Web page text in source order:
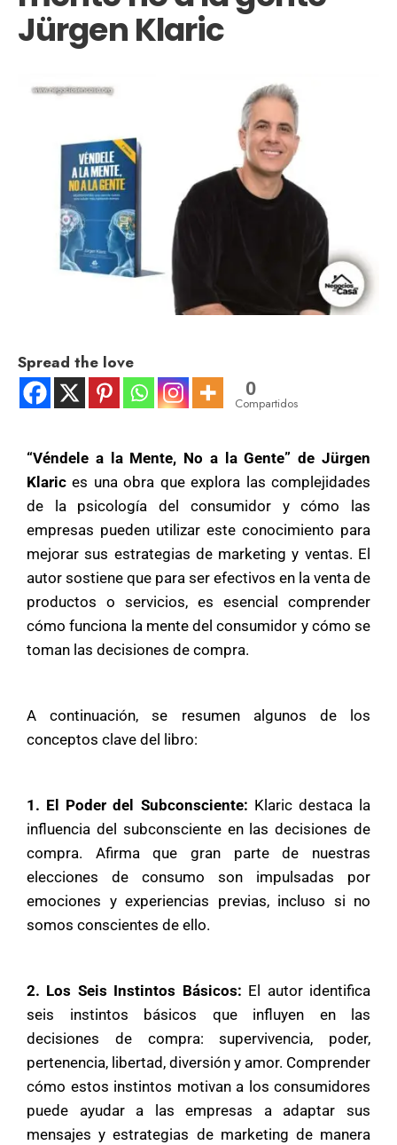
Jürgen Klaric
Spread the love
0
Compartidos
“Véndele a la Mente, No a la Gente” de Jürgen
Klaric es una obra que explora las complejidades
de la psicología del consumidor y cómo las
empresas pueden utilizar este conocimiento para
mejorar sus estrategias de marketing y ventas. El
autor sostiene que para ser efectivos en la venta de
productos o servicios, es esencial comprender
cómo funciona la mente del consumidor y cómo se
toman las decisiones de compra.
A continuación, se resumen algunos de los
conceptos clave del libro:
1. El Poder del Subconsciente: Klaric destaca la
influencia del subconsciente en las decisiones de
compra. Afirma que gran parte de nuestras
elecciones de consumo son impulsadas por
emociones y experiencias previas, incluso si no
somos conscientes de ello.
2. Los Seis Instintos Básicos: El autor identifica
seis instintos básicos que influyen en las
decisiones de compra: supervivencia, poder,
pertenencia, libertad, diversión y amor. Comprender
cómo estos instintos motivan a los consumidores
puede ayudar a las empresas a adaptar sus
mensajes y estrategias de marketing de manera